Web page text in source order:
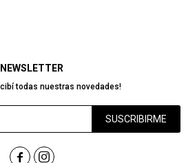
NEWSLETTER
todas nuestras novedades!
SUSCRIBIRME
 